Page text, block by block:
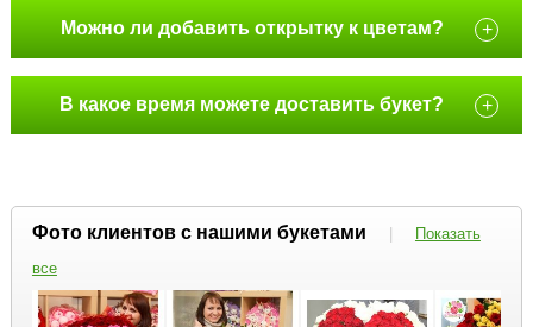
Можно ли добавить открытку к цветам? +
В какое время можете доставить букет? +
Фото клиентов с нашими букетами |
Показать
все